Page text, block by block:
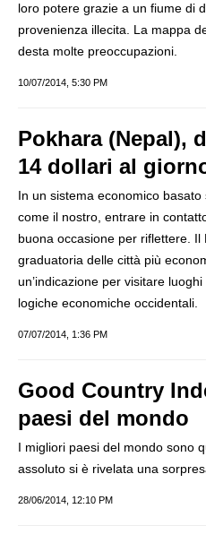
loro potere grazie a un fiume di
provenienza illecita. La mappa
desta molte preoccupazioni.
10/07/2014, 5:30 PM
Pokhara (Nepal),
14 dollari al
In un sistema economico
come il nostro, entrare in
buona occasione per riflettere. Il
graduatoria delle città più
un’indicazione per visitare
logiche economiche occidentali.
07/07/2014, 1:36 PM
Good Country
paesi del mondo
I migliori paesi del mondo sono
assoluto si è rivelata una
28/06/2014, 12:10 PM